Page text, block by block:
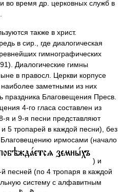
во время др. церковных служб в
также в христ.
в сир., где диалогическая
гимнографических
Диалогические гимны
в правосл. Церкви корпусе
заметными из них
праздника Благовещения Пресв.
4-го гласа составлен из
я и 9-я песни представляют
5 тропарей в каждой песни), без
ирмосами (начало
) и
песней (по 4 тропаря в каждой
систему с алфавитным